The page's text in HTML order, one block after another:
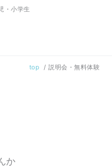
・小学生
top 説明会・無料体験
か